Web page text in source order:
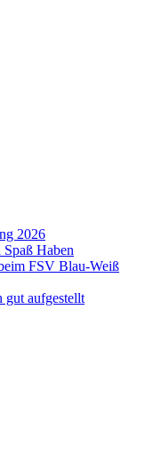
2026
Haben
FSV Blau-Weiß
gut aufgestellt